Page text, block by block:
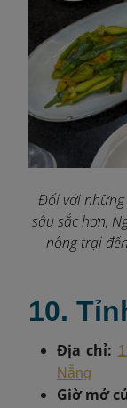
Đối với
sâu sắc hơn,
nông trại
10.
Địa chỉ:
Nẵng
Giờ mở